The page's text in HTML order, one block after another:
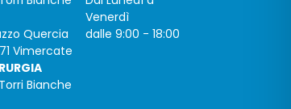
Quercia
Vimercate
Bianche
Venerdì
dalle 9:00 - 18:00